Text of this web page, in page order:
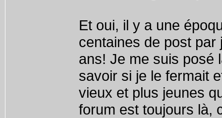
Et oui, il y a une
centaines de post par
ans! Je me suis posé
savoir si je le fermait
vieux et plus jeunes
forum est toujours là,